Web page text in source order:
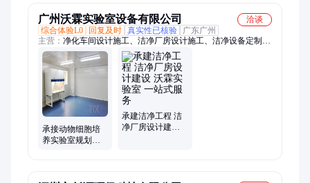
广州沃霖实验室设备有限公司
洽谈
综合体验L0
回复及时 真实性已核验
广东广州
主营： 净化车间设计施工、洁净厂房设计施工、洁净设备定制、
实验室设计施工、实验室家具定制、工程维保
承接动物细胞培
养实验室规划建
承建洁净工程 洁
净厂房设计建设